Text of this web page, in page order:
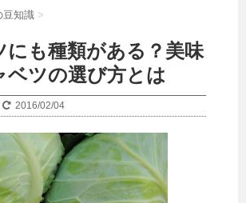
豆知識 >
にも種類がある？美味
ベツの選び方とは
2016/02/04